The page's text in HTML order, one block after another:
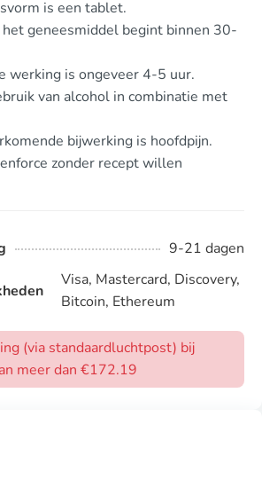
is een tablet.
geneesmiddel begint binnen 30-
werking is ongeveer 4-5 uur.
van alcohol in combinatie met
bijwerking is hoofdpijn.
zonder recept willen
9-21 dagen
Visa, Mastercard, Discovery,
Bitcoin, Ethereum
(via standaardluchtpost) bij
meer dan €172.19